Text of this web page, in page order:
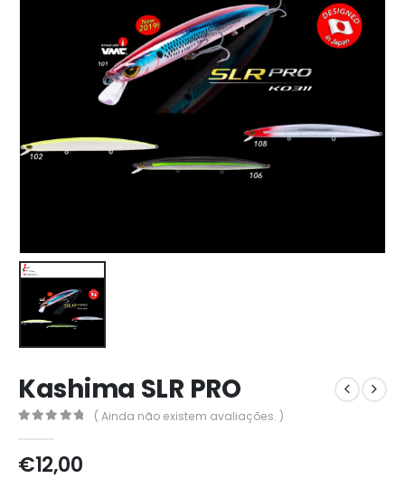
Kashima SLR PRO
( Ainda não existem avaliações. )
€12,00